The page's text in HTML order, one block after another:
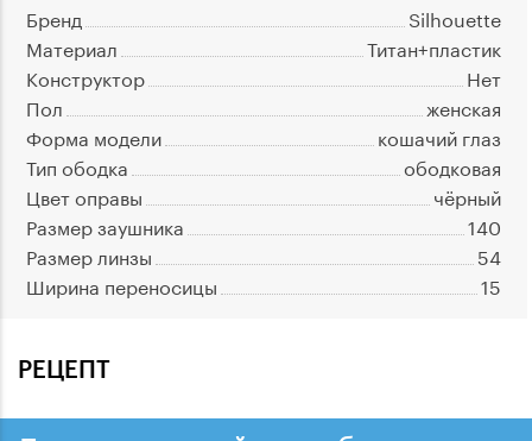
Бренд
Silhouette
Материал
Титан+пластик
Конструктор
Нет
Пол
женская
Форма модели
кошачий глаз
Тип ободка
ободковая
Цвет оправы
чёрный
Размер заушника
140
Размер линзы
54
Ширина переносицы
15
РЕЦЕПТ